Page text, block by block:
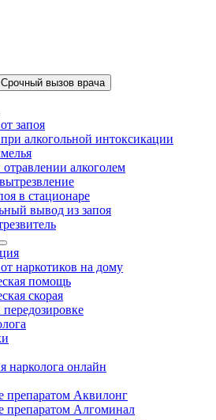
Срочный вызов врача
запоя
алкогольной интоксикации
алкоголем
в стационаре
вывод из запоя
наркотиков на дому
помощь
скорая
нарколога онлайн
препаратом Аквилонг
препаратом Алгоминал